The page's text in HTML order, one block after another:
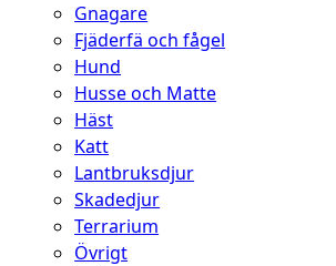
Gnagare
Fjäderfä och fågel
Hund
Husse och Matte
Häst
Katt
Lantbruksdjur
Skadedjur
Terrarium
Övrigt